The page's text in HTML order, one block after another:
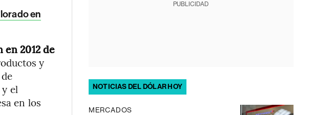
en
2012 de
y
el
en los
PUBLICIDAD
NOTICIAS DEL DÓLAR HOY
MERCADOS